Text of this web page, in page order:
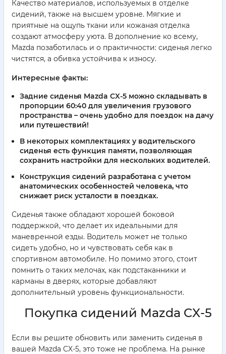
Качество материалов, используемых в отделке
сидений, также на высшем уровне. Мягкие и
приятные на ощупь ткани или кожаная отделка
создают атмосферу уюта. В дополнение ко всему,
Mazda позаботилась и о практичности: сиденья легко
чистятся, а обивка устойчива к износу.
Интересные факты:
Задние сиденья Mazda CX-5 можно складывать в
пропорции 60:40 для увеличения грузового
пространства – очень удобно для поездок на дачу
или путешествий!
В некоторых комплектациях у водительского
сиденья есть функция памяти, позволяющая
сохранить настройки для нескольких водителей.
Конструкция сидений разработана с учетом
анатомических особенностей человека, что
снижает риск усталости в поездках.
Сиденья также обладают хорошей боковой
поддержкой, что делает их идеальными для
маневренной езды. Водитель может не только
сидеть удобно, но и чувствовать себя как в
спортивном автомобиле. Но помимо этого, стоит
помнить о таких мелочах, как подстаканники и
карманы в дверях, которые добавляют
дополнительный уровень функциональности.
Покупка сидений Mazda CX-5
Если вы решите обновить или заменить сиденья в
вашей Mazda CX-5, это тоже не проблема. На рынке